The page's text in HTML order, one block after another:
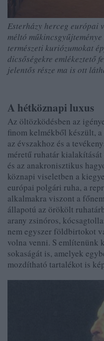
Esterházy herceg európai
méltó
természeti kuriózumokat
dicsőségekre emlékeztető
jelentős része ma is ott
A hétköznapi luxus
Az öltözködésben az
finom kelmékből készült,
az évszakhoz és a
méretű ruhatár
és az anakronisztikus
köznapi viseletben a
európai polgári ruha, a
alkalmakra viszont a
állapotú az örökölt
arany zsinóros,
nem egyszer földbirtokot
volna venni. S említenünk
sokaságát is, amelyek
mozdítható tartalékot is